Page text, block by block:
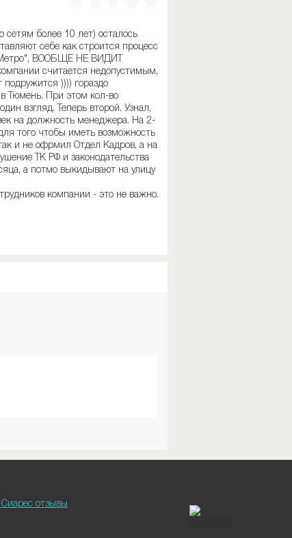
сетям более 10 лет) осталось
себе как строится процесс
ВООБЩЕ НЕ ВИДИТ
считается недопустимым,
)))) гораздо
в Тюмень. При этом кол-во
взгляд. Теперь второй. Узнал,
на должность менеджера. На 2-
того чтобы иметь возможность
и не офрмил Отдел Кадров, а на
ТК РФ и законодательства
а потмо выкидывают на улицу
компании - это не важно.
отзывы